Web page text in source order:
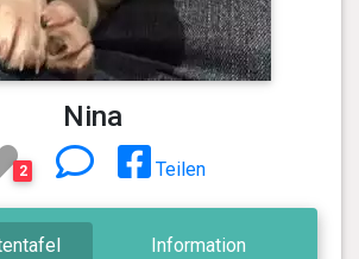
Nina
2 Teilen
Information